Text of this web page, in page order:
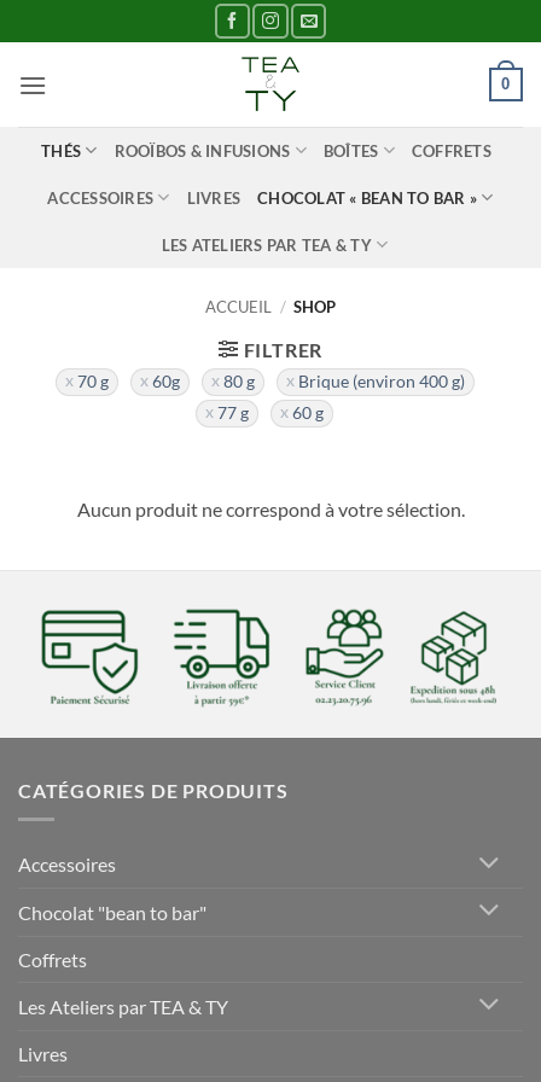
au
contenu
0
THÉS ROOÏBOS & INFUSIONS BOÎTES COFFRETS
ACCESSOIRES LIVRES CHOCOLAT « BEAN TO BAR »
LES ATELIERS PAR TEA & TY
ACCUEIL / SHOP
FILTRER
70 g 60g 80 g
Brique (environ 400 g)
77 g
60 g
Aucun produit ne correspond à votre sélection.
CATÉGORIES DE PRODUITS
Accessoires
Chocolat "bean to bar"
Coffrets
Les Ateliers par TEA & TY
Livres